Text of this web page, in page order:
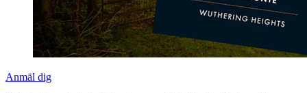
Anmäl dig